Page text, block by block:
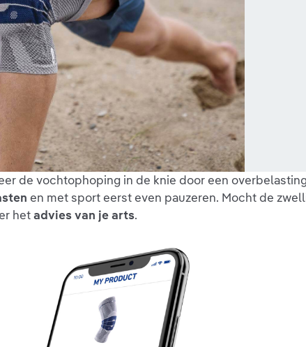
de vochtophoping in de knie door een
en met sport eerst even pauzeren. Mocht de
hetadvies van je arts.